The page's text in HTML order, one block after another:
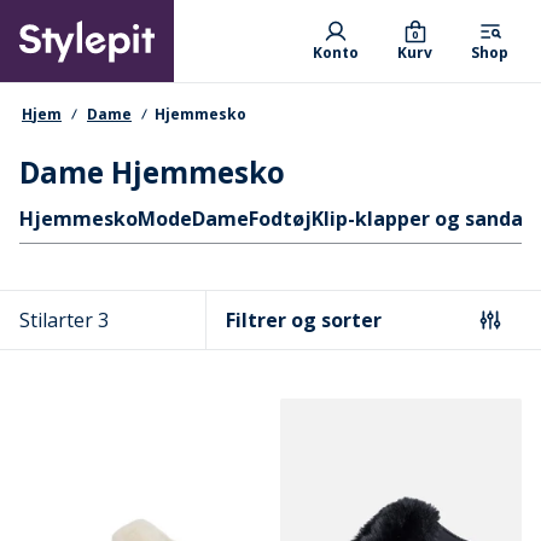
main
content
Primary departments
Konto Kurv
0
Shop
navigationssti
Hjem Dame Hjemmesko
Dame Hjemmesko
Hurtige links
HjemmeskoModeDameFodtøjKlip-klapper og
Stilarter 3 Filtrer og sorter